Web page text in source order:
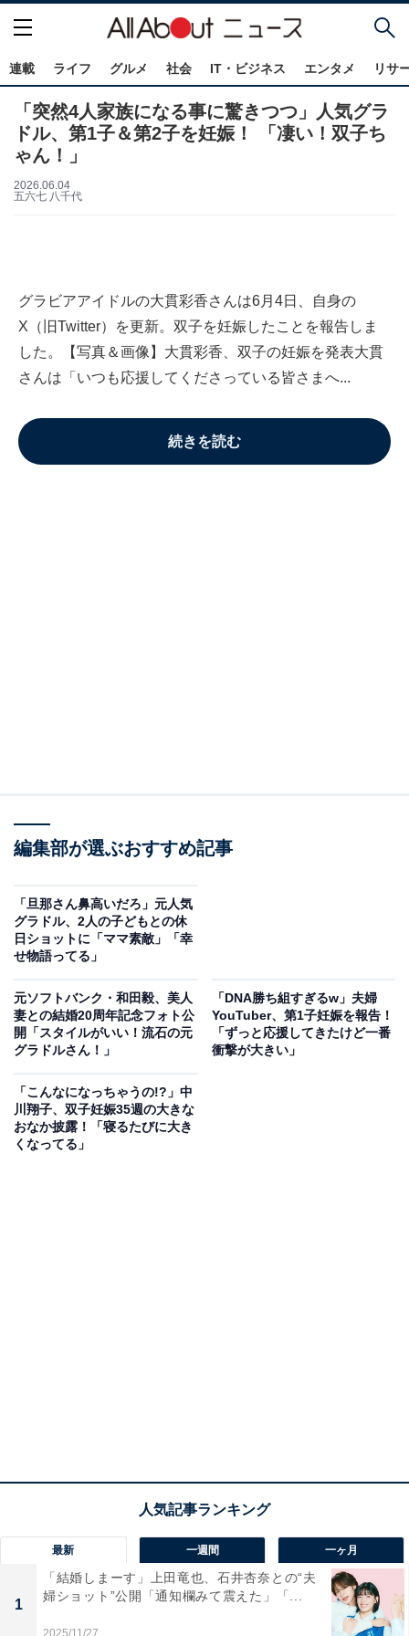
連載 ライフ グルメ 社会 IT・ビジネス エンタメ リサ
「突然4人家族になる事に驚きつつ」人気グラ
ドル、第1子＆第2子を妊娠！ 「凄い！双子ち
ゃん！」
2026.06.04
五六七 八千代
グラビアアイドルの大貫彩香さんは6月4日、自身の
X（旧Twitter）を更新。双子を妊娠したことを報告しま
した。【写真＆画像】大貫彩香、双子の妊娠を発表大貫
さんは「いつも応援してくださっている皆さまへ...
続きを読む
編集部が選ぶおすすめ記事
「旦那さん鼻高いだろ」元人気
グラドル、2人の子どもとの休
日ショットに「ママ素敵」「幸
せ物語ってる」
元ソフトバンク・和田毅、美人
妻との結婚20周年記念フォト公
開「スタイルがいい！流石の元
グラドルさん！」
「DNA勝ち組すぎるw」夫婦
YouTuber、第1子妊娠を報告！
「ずっと応援してきたけど一番
衝撃が大きい」
「こんなになっちゃうの!?」中
川翔子、双子妊娠35週の大きな
おなか披露！「寝るたびに大き
くなってる」
最新 一週間 一ヶ月
1
「結婚しまーす」上田竜也、石井杏奈との“夫
婦ショット”公開「通知欄みて震えた」「...